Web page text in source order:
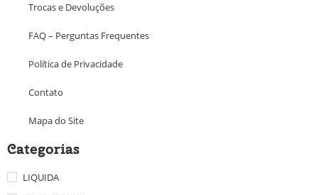
Trocas e Devoluções
FAQ – Perguntas Frequentes
Política de Privacidade
Contato
Mapa do Site
Categorias
LIQUIDA